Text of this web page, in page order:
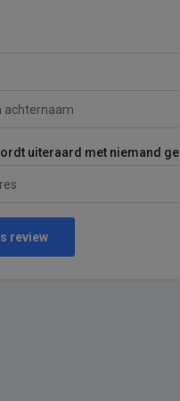
uiteraard met niemand
review